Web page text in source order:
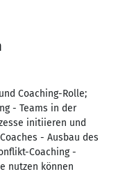
Coaching-Rolle;
- Teams in der
initiieren und
- Ausbau des
Coaching -
nutzen können